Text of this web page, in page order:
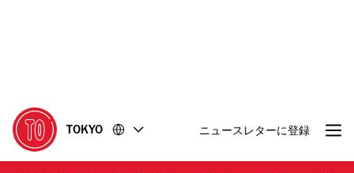
に
移
動
移
動
TOKYO ニュースレターに登録